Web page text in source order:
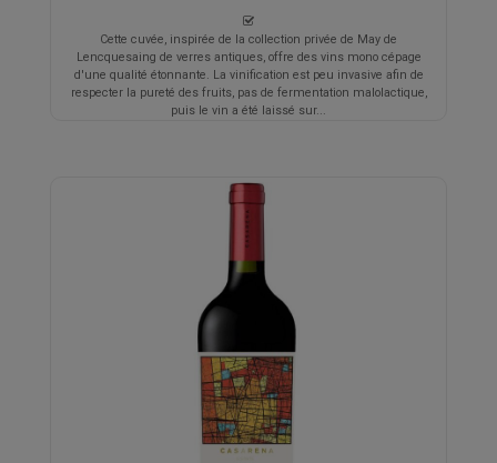
Cette cuvée, inspirée de la collection privée de May de
Lencquesaing de verres antiques, offre des vins mono cépage
d'une qualité étonnante. La vinification est peu invasive afin de
respecter la pureté des fruits, pas de fermentation malolactique,
puis le vin a été laissé sur...